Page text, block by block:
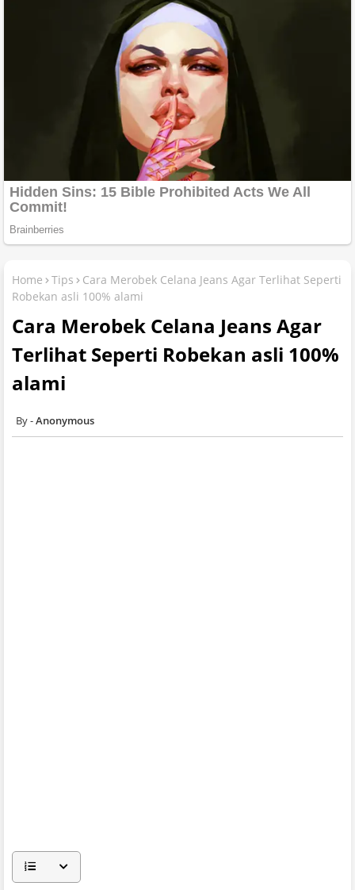
Home Tips
Cara Merobek Celana Jeans Agar Terlihat Seperti
Robekan asli 100% alami
Cara Merobek Celana Jeans Agar
Terlihat Seperti Robekan asli 100%
alami
Anonymous